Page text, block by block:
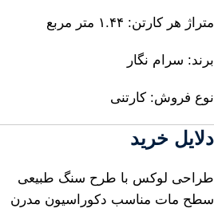
متراژ هر کارتن: ۱.۴۴ متر مربع
برند: سرام نگار
نوع فروش: کارتنی
دلایل خرید
طراحی لوکس با طرح سنگ طبیعی
سطح مات مناسب دکوراسیون مدرن